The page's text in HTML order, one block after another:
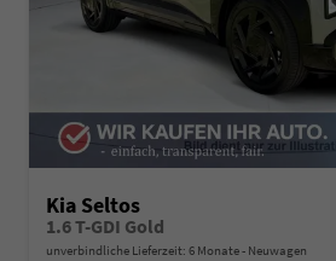
Kia Seltos
1.6 T-GDI Gold
unverbindliche Lieferzeit: 6 Monate Neuwagen